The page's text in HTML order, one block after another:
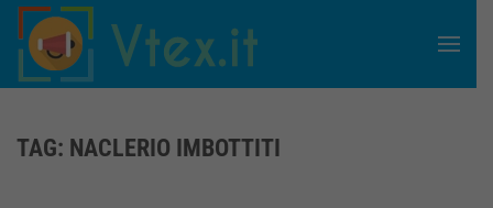
Skip to main content
TAG: NACLERIO IMBOTTITI